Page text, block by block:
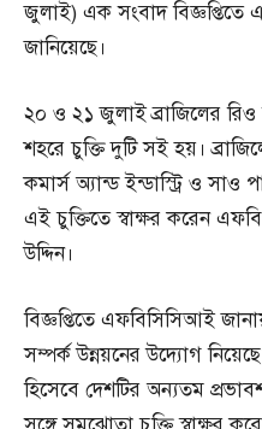
জুলাই) এক সংবাদ
জানিয়েছে।
২০ ও ২১ জুলাই ব্রাজিলের
শহরে চুক্তি দুটি সই হয়।
কমার্স অ্যান্ড ইন্ডাস্ট্রি ও সাও
এই চুক্তিতে স্বাক্ষর করেন
উদ্দিন।
বিজ্ঞপ্তিতে এফবিসিসিআই
সম্পর্ক উন্নয়নের উদ্যোগ
হিসেবে দেশটির অন্যতম